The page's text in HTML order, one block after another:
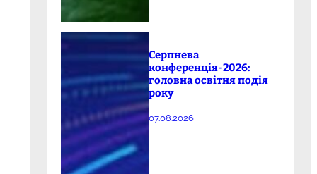
Серпнева
конференція-2026:
головна освітня подія
року
07.08.2026